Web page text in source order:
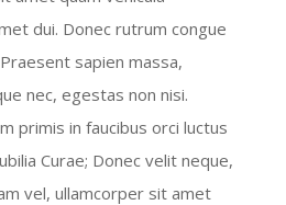
dui. Donec rutrum congue
sapien massa,
nec, egestas non nisi.
primis in faucibus orci luctus
Curae; Donec velit neque,
vel, ullamcorper sit amet